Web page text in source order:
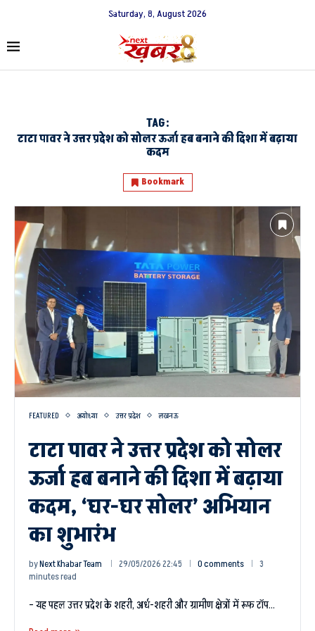
Saturday, 8, August 2026
TAG:
टाटा पावर ने उत्तर प्रदेश को सोलर ऊर्जा हब बनाने की दिशा में बढ़ाया
कदम
Bookmark
FEATURED अयोध्या उत्तर प्रदेश लखनऊ
टाटा पावर ने उत्तर प्रदेश को सोलर
ऊर्जा हब बनाने की दिशा में बढ़ाया
कदम, ‘घर-घर सोलर’ अभियान
का शुभारंभ
byNext Khabar Team 29/05/2026 22:45 0 comments
3
minutes read
– यह पहल उत्तर प्रदेश के शहरी, अर्ध-शहरी और ग्रामीण क्षेत्रों में रूफ टॉप…